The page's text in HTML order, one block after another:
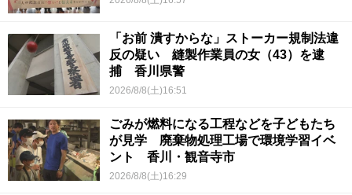
「お前 潰すからな」ストーカー規制法違
反の疑い 縫製作業員の女（43）を逮
捕 香川県警
2026/8/8(土)16:51
ごみが燃料になる工程などを子どもたち
が見学 廃棄物処理工場で環境学習イベ
ント 香川・観音寺市
2026/8/8(土)16:29